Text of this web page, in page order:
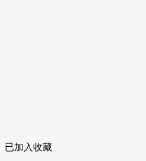
已加入收藏